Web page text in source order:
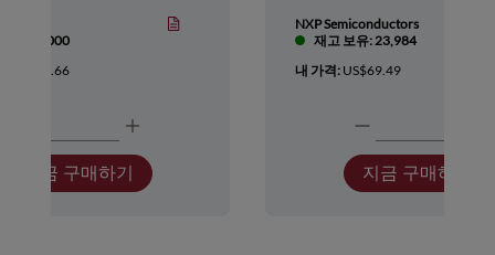
보유: 1,000
US$418.66
지금 구매하기
NXP Semiconductors
재고 보유: 23,984
내 가격: US$69.49
지금 구매하기